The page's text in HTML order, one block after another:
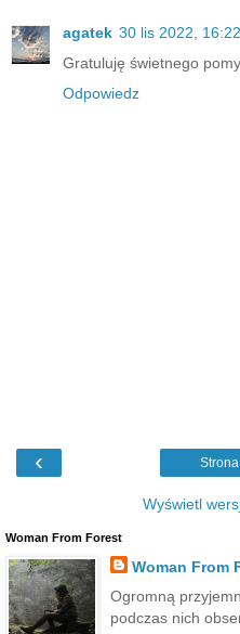
agatek 30 lis 2022,
Gratuluję świetnego
Odpowiedz
‹ Strona
Wyświetl
Woman From Forest
Woman From
Ogromną
podczas nich